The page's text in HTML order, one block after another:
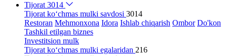
Tijorat 3014
Tijorat ko‘chmas mulki savdosi 3014
Restoran Mehmonxona Idora Ishlab chiqarish Ombor Do'kon
Tashkil etilgan biznes
Investitsion mulk
Tijorat ko‘chmas mulki egalaridan 216